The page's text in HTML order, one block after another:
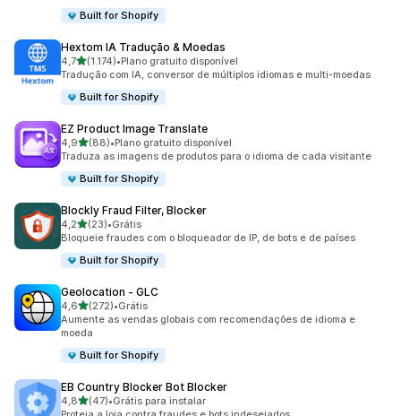
Built for Shopify
Hextom IA Tradução & Moedas
4,7de 5 estrelas
(1.174)
1174 avaliações ao todo
•Plano gratuito disponível
Tradução com IA, conversor de múltiplos idiomas e multi-moedas
Built for Shopify
EZ Product Image Translate
4,9de 5 estrelas
(88)
88 avaliações ao todo
•Plano gratuito disponível
Traduza as imagens de produtos para o idioma de cada visitante
Built for Shopify
Blockly Fraud Filter, Blocker
4,2de 5 estrelas
(23)
23 avaliações ao todo
•Grátis
Bloqueie fraudes com o bloqueador de IP, de bots e de países
Built for Shopify
Geolocation ‑ GLC
4,6de 5 estrelas
(272)
272 avaliações ao todo
•Grátis
Aumente as vendas globais com recomendações de idioma e
moeda
Built for Shopify
EB Country Blocker Bot Blocker
4,8de 5 estrelas
(47)
47 avaliações ao todo
•Grátis para instalar